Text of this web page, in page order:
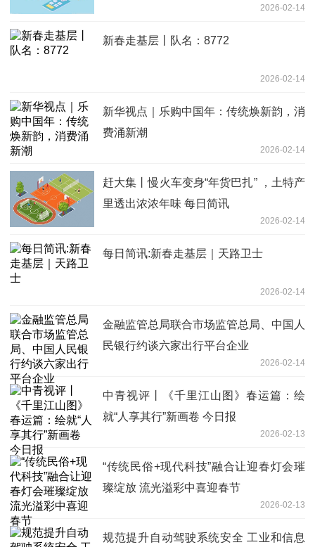
2026-02-14
新春走基层丨队名：8772
2026-02-14
新华视点｜乐购中国年：传统焕新韵，消
费涌新潮
2026-02-14
赶大集丨慢火车变身“年货巴扎” ，土特产
里透出浓浓年味 每日简讯
2026-02-14
每日简讯:新春走基层｜天路卫士
2026-02-14
金融监管总局联合市场监管总局、中国人
民银行约谈六家出行平台企业
2026-02-14
中青视评丨《千里江山图》春运篇：绘
就“人享其行”新画卷 今日报
2026-02-13
“传统民俗+现代科技”融合让迎春灯会璀
璨绽放 流光溢彩中喜迎春节
2026-02-13
规范提升自动驾驶系统安全 工业和信息